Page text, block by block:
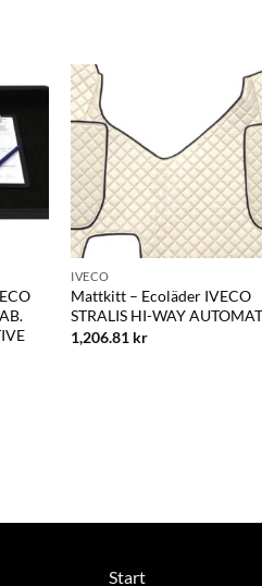
IVECO
Mattkitt – Ecoläder IVECO
STRALIS HI-WAY AUTOMAT
1,206.81 kr
Start